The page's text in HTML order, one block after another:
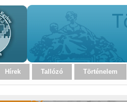
Hírek Tallózó Történelem